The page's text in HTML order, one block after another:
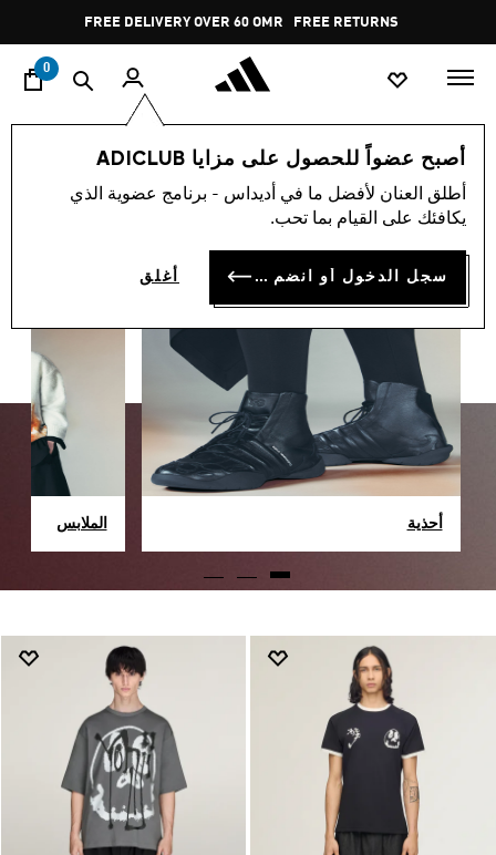
Pause
promotion
rotation
FREE RETURNS
0
أصبح عضواً للحصول على مزايا ADICLUB
أطلق العنان لأفضل ما في أديداس - برنامج عضوية الذي
يكافئك على القيام بما تحب.
سجل الدخول أو انضم الآن أغلق
اسلوب حياة العلامات التجارية
Y-3 (81)
أحذية الملابس